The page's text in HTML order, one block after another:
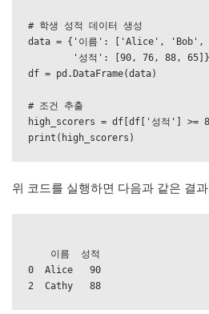
# 학생 성적 데이터 생성
data = {'이름': ['Alice', 'Bob',
df = pd.DataFrame(data)
# 조건 추출
high_scorers = df[df['성적'] >=
위 코드를 실행하면 다음과 같은 결
0  Alice   90